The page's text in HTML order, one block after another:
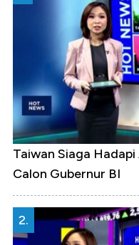
Taiwan Siaga
Calon Gubernur BI
2.